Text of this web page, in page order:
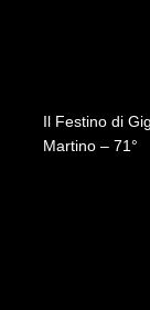
Il Festino di
Martino – 71°